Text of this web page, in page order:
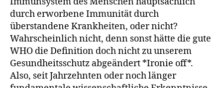
durch erworbene Immunität durch
überstandene Krankheiten, oder nicht?
Wahrscheinlich nicht, denn sonst hätte die gute
WHO die Definition doch nicht zu unserem
Gesundheitsschutz abgeändert *Ironie off*.
Also, seit Jahrzehnten oder noch länger